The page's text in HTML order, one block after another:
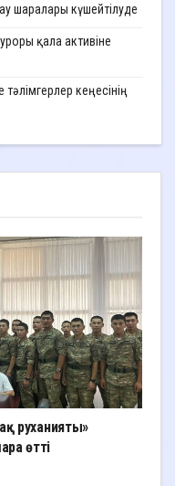
шаралары күшейтілуде
қала активіне
кеңесінің
руханияты»
өтті